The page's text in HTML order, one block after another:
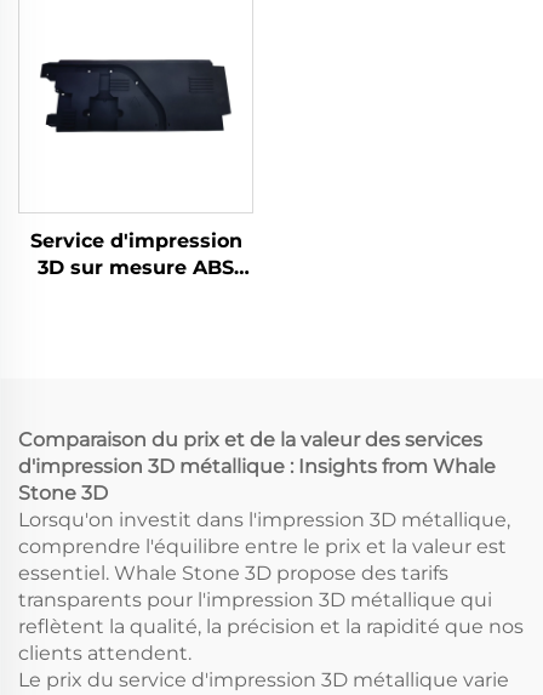
Service d'impression
3D sur mesure ABS
Comparaison du prix et de la valeur des services
d'impression 3D métallique : Insights from Whale
Stone 3D
Lorsqu'on investit dans l'impression 3D métallique,
comprendre l'équilibre entre le prix et la valeur est
essentiel. Whale Stone 3D propose des tarifs
transparents pour l'impression 3D métallique qui
reflètent la qualité, la précision et la rapidité que nos
clients attendent.
Le prix du service d'impression 3D métallique varie